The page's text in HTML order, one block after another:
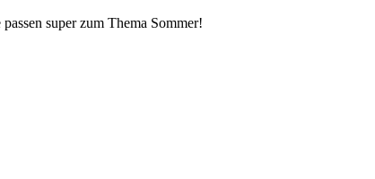
super zum Thema Sommer!